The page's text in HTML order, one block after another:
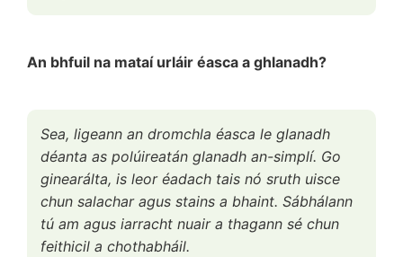
An bhfuil na mataí urláir éasca a ghlanadh?
Sea, ligeann an dromchla éasca le glanadh
déanta as polúireatán glanadh an-simplí. Go
ginearálta, is leor éadach tais nó sruth uisce
chun salachar agus stains a bhaint. Sábhálann
tú am agus iarracht nuair a thagann sé chun
feithicil a chothabháil.